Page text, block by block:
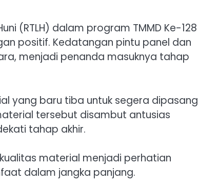
(RTLH) dalam program TMMD Ke-128
positif. Kedatangan pintu panel dan
menjadi penanda masuknya tahap
yang baru tiba untuk segera dipasang
tersebut disambut antusias
tahap akhir.
kualitas material menjadi perhatian
dalam jangka panjang.